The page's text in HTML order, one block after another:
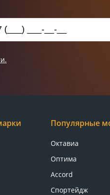
Популярные
Октавиа
Оптима
Accord
Спортейдж